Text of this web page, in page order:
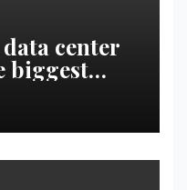
center
biggest
U.S. |